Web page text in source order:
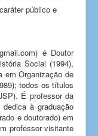
público e
é Doutor
Social (1994),
em Organização de
todos os títulos
É professor da
à graduação
e doutorado) em
professor visitante